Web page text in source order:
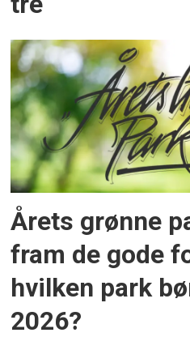
Årets grønne
fram de gode
hvilken park
2026?